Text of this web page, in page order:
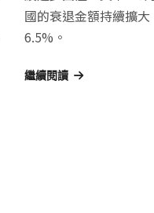
國的衰退金額持續擴
6.5%。
繼續閱讀